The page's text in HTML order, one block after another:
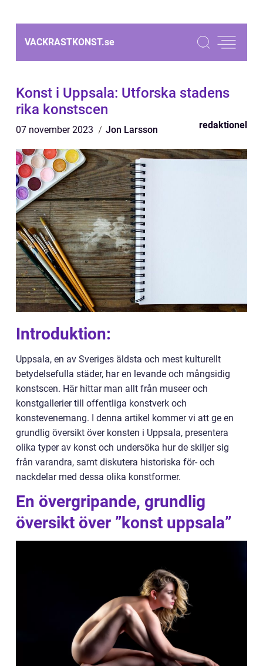
VACKRASTKONST.se
Konst i Uppsala: Utforska stadens
rika konstscen
07 november 2023 Jon Larsson redaktionel
Introduktion:
Uppsala, en av Sveriges äldsta och mest kulturellt
betydelsefulla städer, har en levande och mångsidig
konstscen. Här hittar man allt från museer och
konstgallerier till offentliga konstverk och
konstevenemang. I denna artikel kommer vi att ge en
grundlig översikt över konsten i Uppsala, presentera
olika typer av konst och undersöka hur de skiljer sig
från varandra, samt diskutera historiska för- och
nackdelar med dessa olika konstformer.
En övergripande, grundlig
översikt över ”konst uppsala”